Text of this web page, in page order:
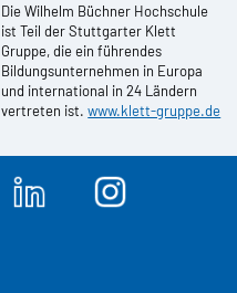
Die Wilhelm Büchner Hochschule
ist Teil der Stuttgarter Klett
Gruppe, die ein führendes
Bildungsunternehmen in Europa
und international in 24 Ländern
vertreten ist.www.klett-gruppe.de